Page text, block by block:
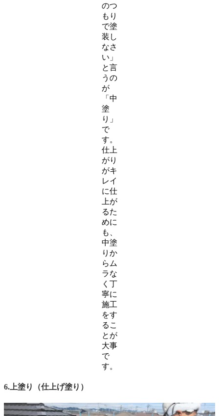
のつ
もり
で塗
装し
なさ
い」
と言
うの
が
「中
塗
り」
で
す。
仕上
がり
がキ
レイ
に仕
上が
るた
めに
も、
中塗
りか
らム
ラな
く丁
寧に
施工
をす
るこ
とが
大事
で
す。
6.上塗り（仕上げ塗り）